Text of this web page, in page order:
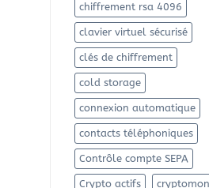
chiffrement rsa 4096
clavier virtuel sécurisé
clés de chiffrement
cold storage
connexion automatique
contacts téléphoniques
Contrôle compte SEPA
Crypto actifs